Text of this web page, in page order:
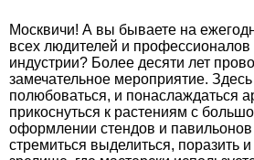
Москвичи! А вы бываете на
всех людителей и профессионалов
индустрии? Более десяти лет
замечательное мероприятие.
полюбоваться, и понаслаждаться
прикоснуться к растениям с
оформлении стендов и
стремиться выделиться, поразить